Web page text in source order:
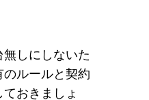
しにしないた
ルールと契約
ておきましょ